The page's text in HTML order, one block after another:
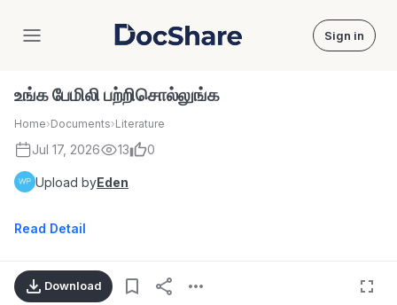
DocShare Sign in
உங்க பேமிலி பற்றிசொல்லுங்க
Home›Documents›Literature
Jul 17, 2026 13 0
Upload byEden
Read Detail
Download